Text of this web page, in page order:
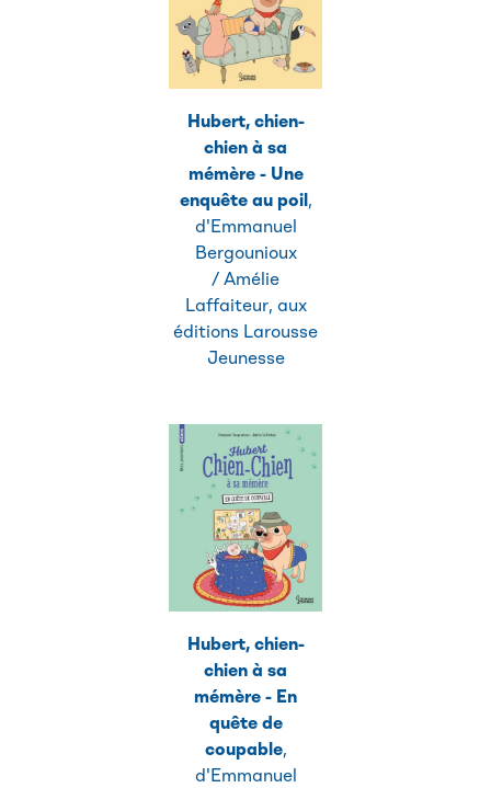
Hubert, chien-
chien à sa
mémère - Une
enquête au poil ,
d'Emmanuel
Bergounioux
/ Amélie
Laffaiteur, aux
éditions Larousse
Jeunesse
Hubert, chien-
chien à sa
mémère - En
quête de
coupable,
d'Emmanuel